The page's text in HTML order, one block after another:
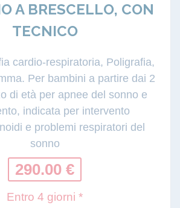
A BRESCELLO, CON
TECNICO
cardio-respiratoria, Poligrafia,
Per bambini a partire dai 2
di età per apnee del sonno e
indicata per intervento
e problemi respiratori del
sonno
290.00 €
Entro 4 giorni *